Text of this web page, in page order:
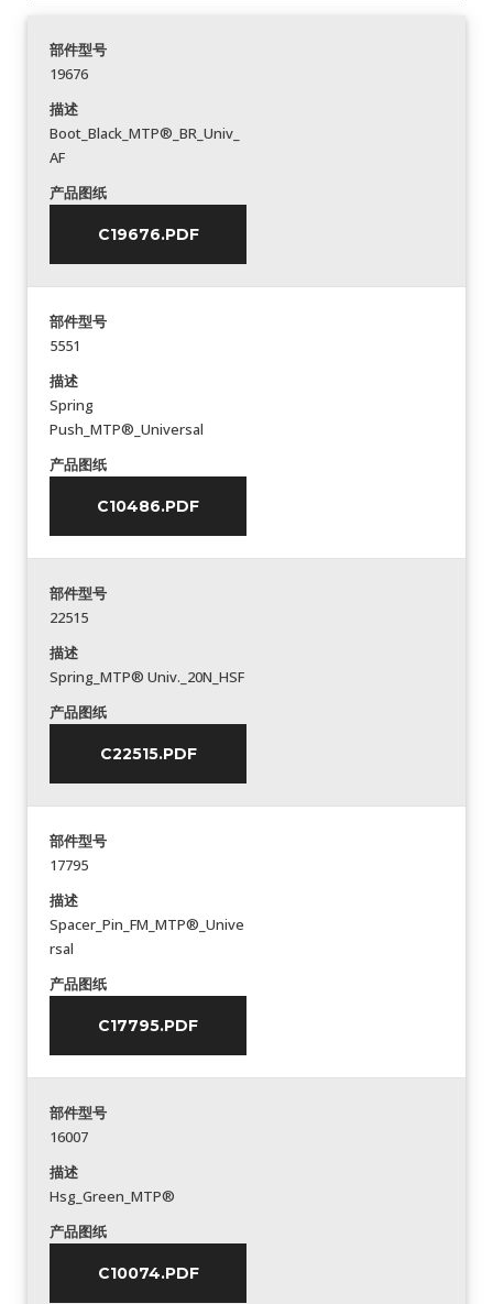
部件型号
19676
描述
Boot_Black_MTP®_BR_Univ_
AF
产品图纸
C19676.PDF
部件型号
5551
描述
Spring
Push_MTP®_Universal
产品图纸
C10486.PDF
部件型号
22515
描述
Spring_MTP® Univ._20N_HSF
产品图纸
C22515.PDF
部件型号
17795
描述
Spacer_Pin_FM_MTP®_Unive
rsal
产品图纸
C17795.PDF
部件型号
16007
描述
Hsg_Green_MTP®
产品图纸
C10074.PDF